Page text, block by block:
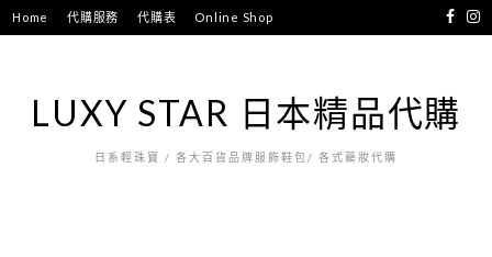
跳
至
Home 代購服務 代購表 Online Shop
LUXY STAR 日本精品代購
日系輕珠寶 / 各大百貨品牌服飾鞋包/ 各式藥妝代購